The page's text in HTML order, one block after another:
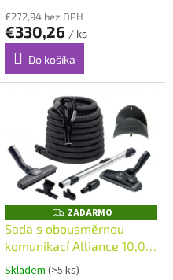
€272,94 bez DPH
€330,26 / ks
Do košíka
Z
A
D
A
M
ZADARMO
Sada s obousměrnou
komunikací Alliance 10,0
m
Skladem (>5 ks)